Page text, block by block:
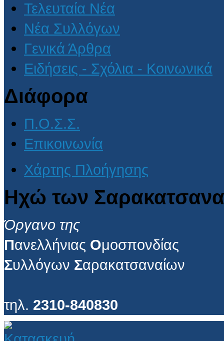
Τελευταία Νέα
Νέα Συλλόγων
Γενικά Άρθρα
Ειδήσεις - Σχόλια - Κοινωνικά
Διάφορα
Π.Ο.Σ.Σ.
Επικοινωνία
Χάρτης Πλοήγησης
Ηχώ των
Όργανο της
Πανελλήνιας Ομοσπονδίας
Συλλόγων Σαρακατσαναίων
τηλ. 2310-840830